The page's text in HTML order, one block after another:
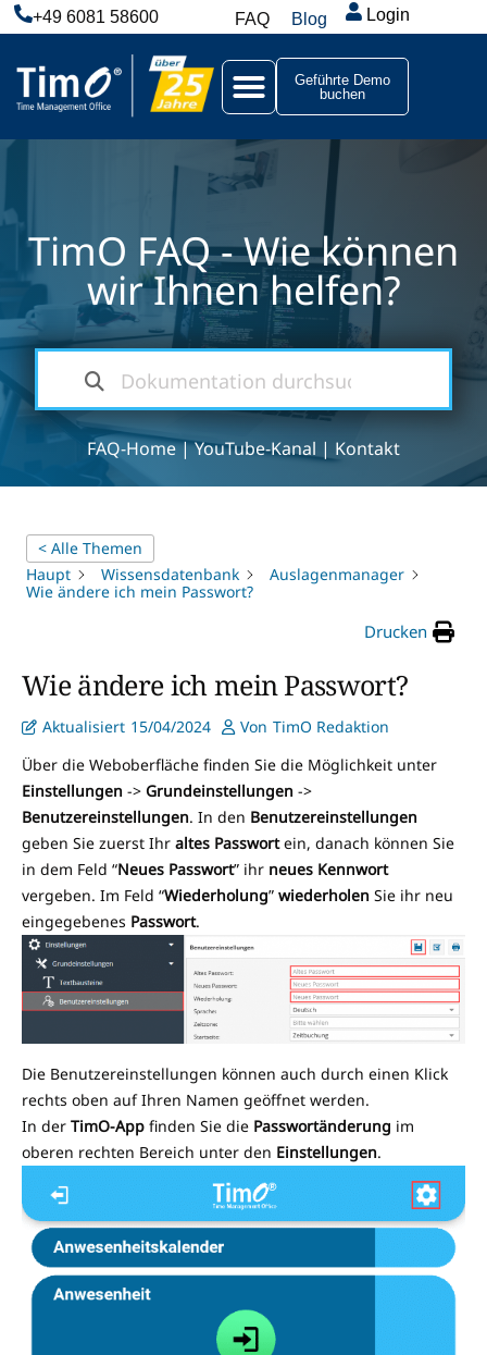
+49 6081 58600 FAQ Blog Login
Geführte Demo
buchen
TimO FAQ - Wie können
wir Ihnen helfen?
FAQ-Home|YouTube-Kanal | Kontakt
< Alle Themen
Haupt
Wissensdatenbank
Auslagenmanager
Wie ändere ich mein Passwort?
Drucken
Wie ändere ich mein Passwort?
Aktualisiert 15/04/2024 Von TimO Redaktion
Über die Weboberfläche finden Sie die Möglichkeit unter
Einstellungen -> Grundeinstellungen ->
Benutzereinstellungen. In den Benutzereinstellungen
geben Sie zuerst Ihr altes Passwortein, danach können Sie
in dem Feld “Neues Passwort” ihr neues Kennwort
vergeben. Im Feld “Wiederholung” wiederholen Sie ihr neu
eingegebenes Passwort.
Die Benutzereinstellungen können auch durch einen Klick
rechts oben auf Ihren Namen geöffnet werden.
In der TimO-App finden Sie die Passwortänderung im
oberen rechten Bereich unter den Einstellungen.